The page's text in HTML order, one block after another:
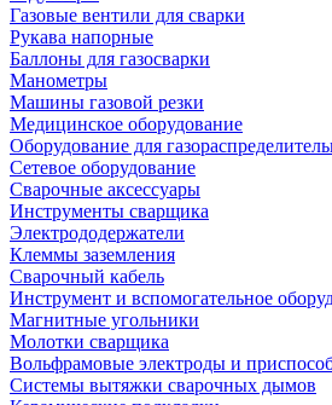
Газовые вентили для сварки
Рукава напорные
Баллоны для газосварки
Манометры
Машины газовой резки
Медицинское оборудование
Оборудование для
Сетевое оборудование
Сварочные аксессуары
Инструменты сварщика
Электрододержатели
Клеммы заземления
Сварочный кабель
Инструмент и вспомогательное
Магнитные угольники
Молотки сварщика
Вольфрамовые электроды и
Системы вытяжки сварочных дымов